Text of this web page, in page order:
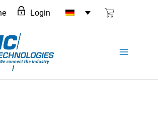
Login